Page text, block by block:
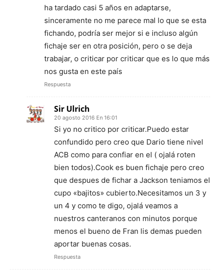
ha tardado casi 5 años en adaptarse,
sinceramente no me parece mal lo que se esta
fichando, podría ser mejor si e incluso algún
fichaje ser en otra posición, pero o se deja
trabajar, o criticar por criticar que es lo que más
nos gusta en este país
Respuesta
Sir Ulrich
20 agosto 2016 En 16:01
Si yo no critico por criticar.Puedo estar
confundido pero creo que Dario tiene nivel
ACB como para confiar en el ( ojalá roten
bien todos).Cook es buen fichaje pero creo
que despues de fichar a Jackson teniamos el
cupo «bajitos» cubierto.Necesitamos un 3 y
un 4 y como te digo, ojalá veamos a
nuestros canteranos con minutos porque
menos el bueno de Fran lis demas pueden
aportar buenas cosas.
Respuesta